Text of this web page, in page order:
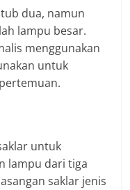
dua, namun
lampu besar.
menggunakan
untuk
untuk
lampu dari tiga
saklar jenis